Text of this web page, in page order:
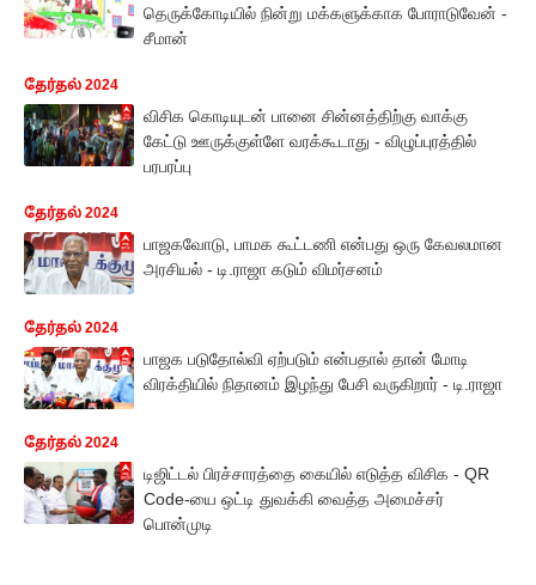
தெருக்கோடியில் நின்று மக்களுக்காக போராடுவேன் -
சீமான்
தேர்தல் 2024
விசிக கொடியுடன் பானை சின்னத்திற்கு வாக்கு
கேட்டு ஊருக்குள்ளே வரக்கூடாது - விழுப்புரத்தில்
பரபரப்பு
தேர்தல் 2024
பாஜகவோடு, பாமக கூட்டணி என்பது ஒரு கேவலமான
அரசியல் - டி.ராஜா கடும் விமர்சனம்
தேர்தல் 2024
பாஜக படுதோல்வி ஏற்படும் என்பதால் தான் மோடி
விரக்தியில் நிதானம் இழந்து பேசி வருகிறார் - டி.ராஜா
தேர்தல் 2024
டிஜிட்டல் பிரச்சாரத்தை கையில் எடுத்த விசிக - QR
Code-யை ஒட்டி துவக்கி வைத்த அமைச்சர்
பொன்முடி